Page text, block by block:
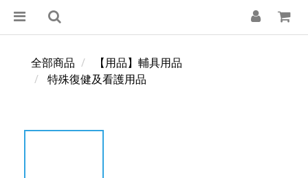
全部商品
【用品】輔具用品
特殊復健及看護用品